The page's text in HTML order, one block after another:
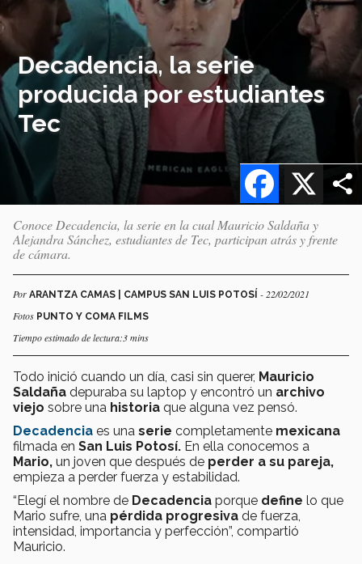
Decadencia, la serie
producida por estudiantes
Tec
X
Facebook
Conoce Decadencia, la serie en la cual Mauricio Saldaña y
Alejandra Sánchez, estudiantes de Tec, participan atrás y frente
de cámara.
Por ARANTZA CAMAS | CAMPUS SAN LUIS POTOSÍ - 22/02/2021
Fotos PUNTO Y COMA FILMS
Tiempo estimado de lectura:3 mins
Todo inició cuando un día, casi sin querer, Mauricio
Saldaña depuraba su laptop y encontró un archivo
viejo sobre una historia que alguna vez pensó.
Decadencia es una serie completamente mexicana
filmada en San Luis Potosí. En ella conocemos a
Mario, un joven que después de perder a su pareja,
empieza a perder fuerza y estabilidad.
“Elegí el nombre de Decadencia porque define lo que
Mario sufre, una pérdida progresiva de fuerza,
intensidad, importancia y perfección”, compartió
Mauricio.